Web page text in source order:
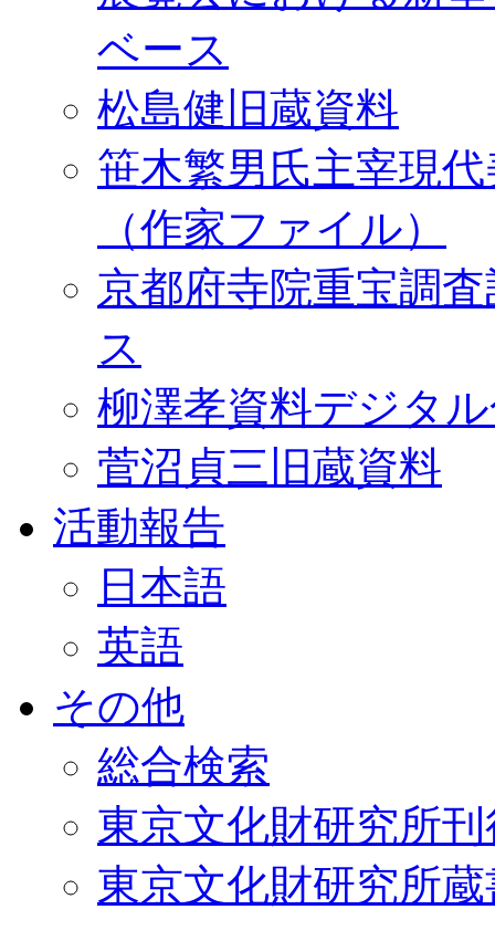
ベース
松島健旧蔵資料
笹木繁男氏主宰現
（作家ファイル）
京都府寺院重宝調
ス
柳澤孝資料デジタ
菅沼貞三旧蔵資料
活動報告
日本語
英語
その他
総合検索
東京文化財研究所
東京文化財研究所